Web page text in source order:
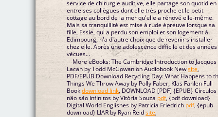
service de chirurgie auditive, elle partage son quotidien
entre ses collègues dont elle très proche et le petit
cottage au bord de la mer qu'elle a rénové elle-même.
Mais sa tranquillité est mise à rude épreuve lorsque sa
fille, Essie, qui a perdu son emploi et son logement à
Edimbourg, n'a d'autre choix que de revenir s'installer
chez elle. Après une adolescence difficile et des années
vécues...
More eBooks: The Cambridge Introduction to Jacques
Lacan by Todd McGowan on Audiobook Newsite,
PDF/EPUB Download Recycling Day: What Happens to
Things We Throw Away by Polly Faber, Klas Fahlen Full
Bookdownload link, DOWNLOAD [PDF] {EPUB} Círculos
não são infinitos by Vitória Souza pdf, {pdf download}
Digital World Englishes by Patricia Friedrich pdf, {epub
download} LIAR by Ryan Reidsite,